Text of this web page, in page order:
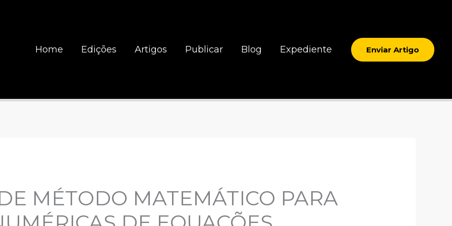
Home Edições Artigos Publicar Blog Expediente Enviar Artigo
MÉTODO MATEMÁTICO PARA